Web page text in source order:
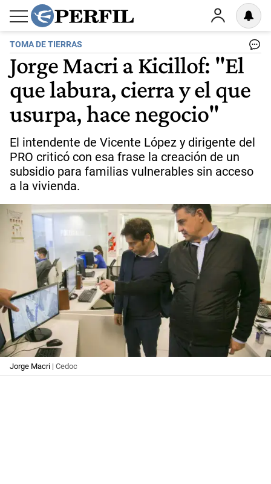
TOMA DE TIERRAS
Jorge Macri a Kicillof: "El
que labura, cierra y el que
usurpa, hace negocio"
El intendente de Vicente López y dirigente del
PRO criticó con esa frase la creación de un
subsidio para familias vulnerables sin acceso
a la vivienda.
Jorge Macri | Cedoc